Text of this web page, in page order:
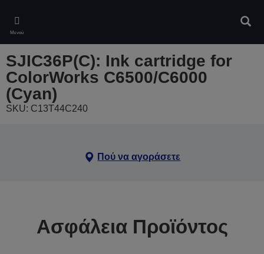
main
content
Μενού
SJIC36P(C): Ink cartridge for
ColorWorks C6500/C6000
(Cyan)
SKU: C13T44C240
Πού να αγοράσετε
Ασφάλεια Προϊόντος